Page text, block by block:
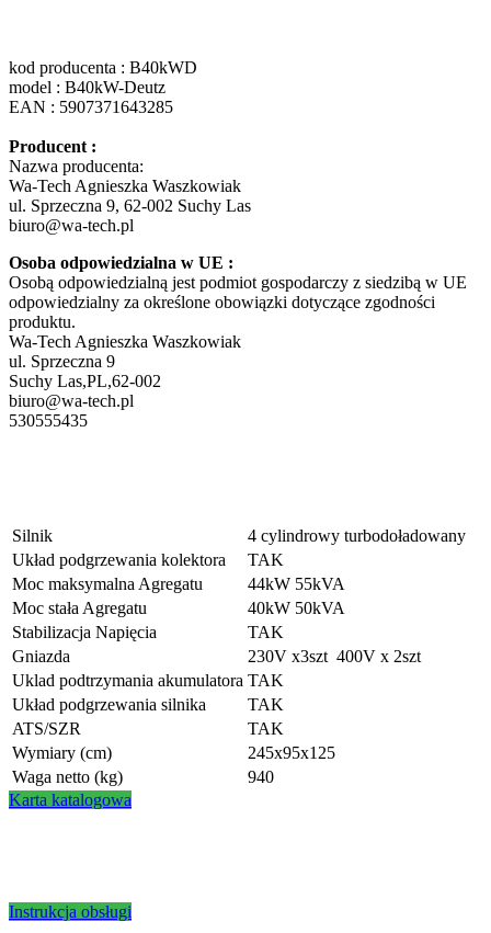
kod producenta : B40kWD
model : B40kW-Deutz
EAN : 5907371643285
Producent :
Nazwa producenta:
Wa-Tech Agnieszka Waszkowiak
ul. Sprzeczna 9, 62-002 Suchy Las
biuro@wa-tech.pl
Osoba odpowiedzialna w UE :
Osobą odpowiedzialną jest podmiot gospodarczy z siedzibą w UE
odpowiedzialny za określone obowiązki dotyczące zgodności
produktu.
Wa-Tech Agnieszka Waszkowiak
ul. Sprzeczna 9
Suchy Las,PL,62-002
biuro@wa-tech.pl
530555435
Silnik
4 cylindrowy turbodoładowany
Układ podgrzewania kolektora
TAK
Moc maksymalna Agregatu
44kW 55kVA
Moc stała Agregatu
40kW 50kVA
Stabilizacja Napięcia
TAK
Gniazda
230V x3szt 400V x 2szt
Uklad podtrzymania akumulatora TAK
Układ podgrzewania silnika
TAK
ATS/SZR
TAK
Wymiary (cm)
245x95x125
Waga netto (kg)
940
Karta katalogowa
Instrukcja obsługi